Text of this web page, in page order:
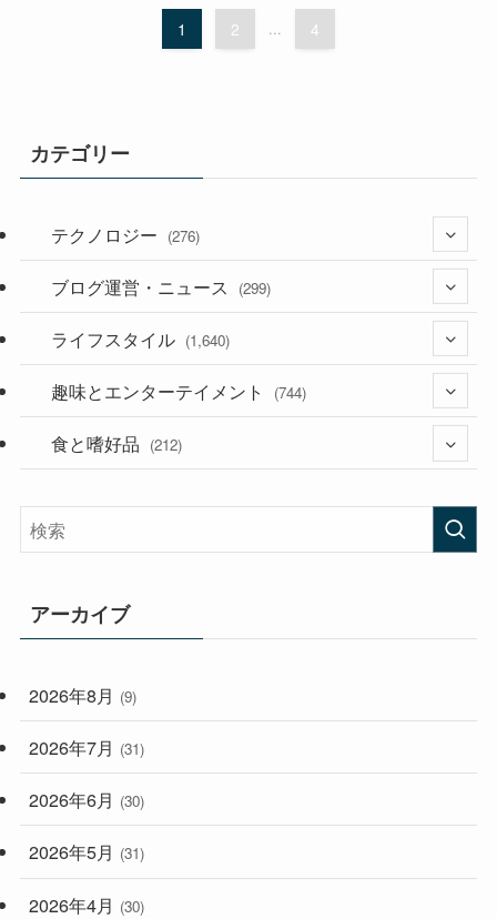
1 2 ... 4
カテゴリー
テクノロジー (276)
(36)
(187)
ブログ運営・ニュース (299)
(118)
(181)
ライフスタイル (1,640)
(395)
(282)
(33)
(248)
趣味とエンターテイメント (744)
(56)
食と嗜好品 (212)
アーカイブ
2026年8月 (9)
2026年7月 (31)
2026年6月 (30)
2026年5月 (31)
2026年4月 (30)